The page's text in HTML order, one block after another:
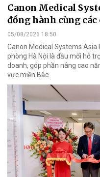
Canon Medical
đồng hành cùng các
05/08/2026 18:50
Canon Medical Systems Asia
phòng Hà Nội là đầu mối hỗ
doanh, góp phần nâng cao
vực miền Bắc.